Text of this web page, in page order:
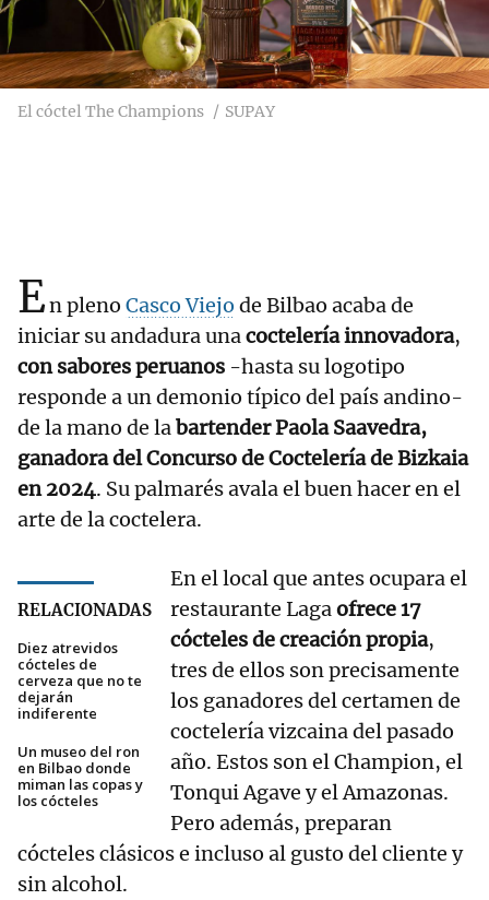
El cóctel The Champions SUPAY
En pleno Casco Viejo de Bilbao acaba de
iniciar su andadura unacoctelería innovadora,
con sabores peruanos -hasta su logotipo
responde a un demonio típico del país andino-
de la mano de labartender Paola Saavedra,
ganadora del Concurso de Coctelería de Bizkaia
en 2024. Su palmarés avala el buen hacer en el
arte de la coctelera.
RELACIONADAS
Diez atrevidos
cócteles de
cerveza que no te
dejarán
indiferente
Un museo del ron
en Bilbao donde
miman las copas y
los cócteles
En el local que antes ocupara el
restaurante Lagaofrece 17
cócteles de creación propia,
tres de ellos son precisamente
los ganadores del certamen de
coctelería vizcaina del pasado
año. Estos son el Champion, el
Tonqui Agave y el Amazonas.
Pero además, preparan
cócteles clásicos e incluso al gusto del cliente y
sin alcohol.